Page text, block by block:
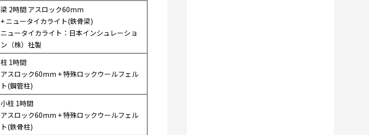
梁 2時間 アスロック60mm
+ ニュータイカライト(鉄骨梁)
ニュータイカライト：日本インシュレーショ
ン（株）社製
柱 1時間
アスロック60mm + 特殊ロックウールフェル
ト(鋼管柱)
小柱 1時間
アスロック60mm + 特殊ロックウールフェル
ト(鉄骨柱)